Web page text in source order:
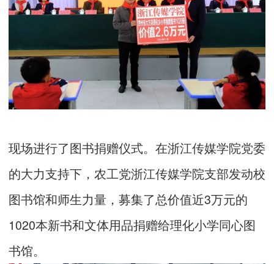
现场进行了图书捐赠仪式。在浙江传媒学院党委
的大力支持下，农工党浙江传媒学院支部发动校
图书馆和师生力量，募集了总价值近3万元的
1020本新书和文体用品捐赠给理化小学同心图
书馆。